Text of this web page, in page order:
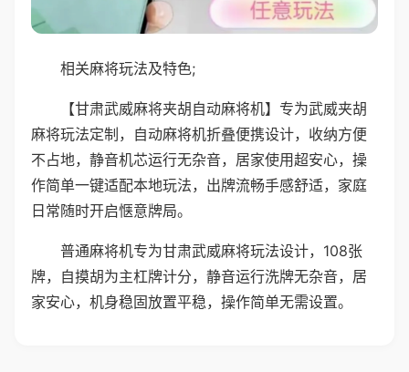
相关麻将玩法及特色;
【甘肃武威麻将夹胡自动麻将机】专为武威夹胡
麻将玩法定制，自动麻将机折叠便携设计，收纳方便
不占地，静音机芯运行无杂音，居家使用超安心，操
作简单一键适配本地玩法，出牌流畅手感舒适，家庭
日常随时开启惬意牌局。
普通麻将机专为甘肃武威麻将玩法设计，108张
牌，自摸胡为主杠牌计分，静音运行洗牌无杂音，居
家安心，机身稳固放置平稳，操作简单无需设置。